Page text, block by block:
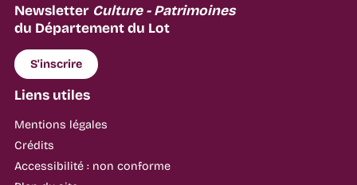
Newsletter Culture - Patrimoines
du Département du Lot
S'inscrire
Liens utiles
Mentions légales
Crédits
Accessibilité : non conforme